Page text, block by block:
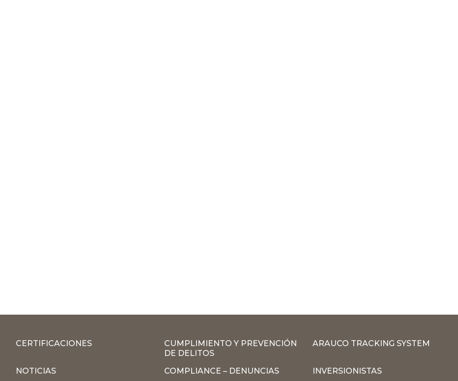
CERTIFICACIONES
CUMPLIMIENTO Y PREVENCIÓN
DE DELITOS
ARAUCO TRACKING SYSTEM
NOTICIAS COMPLIANCE – DENUNCIAS INVERSIONISTAS